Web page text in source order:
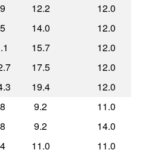
12.2
12.0
14.0
12.0
15.7
12.0
17.5
12.0
19.4 12.0
9.2
11.0
9.2
14.0
11.0
11.0